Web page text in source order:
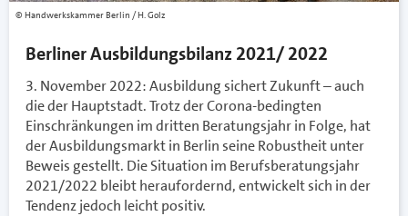
Handwerkskammer Berlin / H. Golz
Berliner Ausbildungsbilanz 2021/ 2022
3. November 2022: Ausbildung sichert Zukunft – auch
die der Hauptstadt. Trotz der Corona-bedingten
Einschränkungen im dritten Beratungsjahr in Folge, hat
der Ausbildungsmarkt in Berlin seine Robustheit unter
Beweis gestellt. Die Situation im Berufsberatungsjahr
2021/2022 bleibt heraufordernd, entwickelt sich in der
Tendenz jedoch leicht positiv.